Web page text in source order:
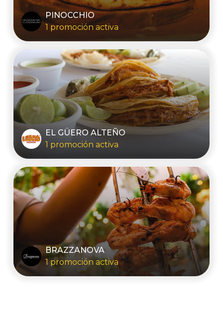
PINOCCHIO
1 promoción activa
EL GÜERO ALTEÑO
1 promoción activa
BRAZZANOVA
1 promoción activa